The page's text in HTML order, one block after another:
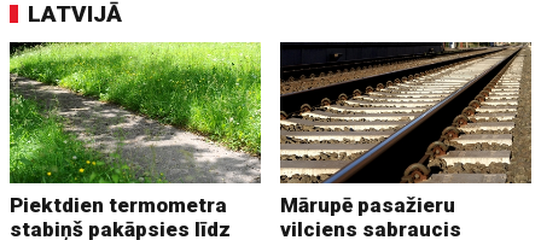
LATVIJĀ
Piektdien termometra
stabiņš pakāpsies līdz
Mārupē pasažieru
vilciens sabraucis